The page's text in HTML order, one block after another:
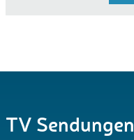
TV Sendungen